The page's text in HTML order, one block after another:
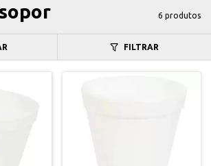
6 produtos
FILTRAR